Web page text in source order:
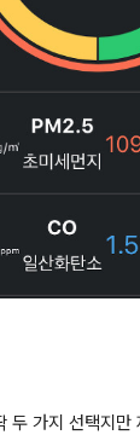
두 가지 선택지